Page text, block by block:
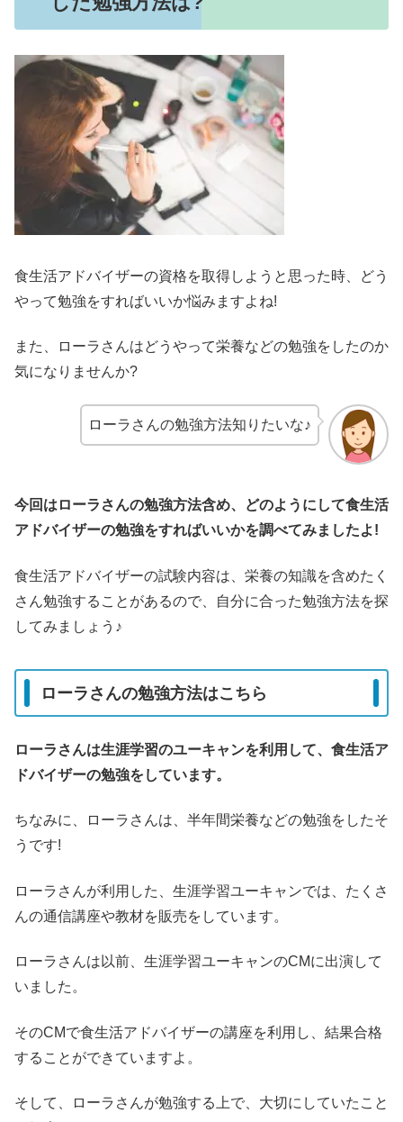
食生活アドバイザーの資格を取得しようと思った時、どう
やって勉強をすればいいか悩みますよね!
また、ローラさんはどうやって栄養などの勉強をしたのか
気になりませんか?
ローラさんの勉強方法知りたいな♪
今回はローラさんの勉強方法含め、どのようにして食生活
アドバイザーの勉強をすればいいかを調べてみましたよ!
食生活アドバイザーの試験内容は、栄養の知識を含めたく
さん勉強することがあるので、自分に合った勉強方法を探
してみましょう♪
ローラさんの勉強方法はこちら
ローラさんは生涯学習のユーキャンを利用して、食生活ア
ドバイザーの勉強をしています。
ちなみに、ローラさんは、半年間栄養などの勉強をしたそ
うです!
ローラさんが利用した、生涯学習ユーキャンでは、たくさ
んの通信講座や教材を販売をしています。
ローラさんは以前、生涯学習ユーキャンのCMに出演して
いました。
そのCMで食生活アドバイザーの講座を利用し、結果合格
することができていますよ。
そして、ローラさんが勉強する上で、大切にしていたこと